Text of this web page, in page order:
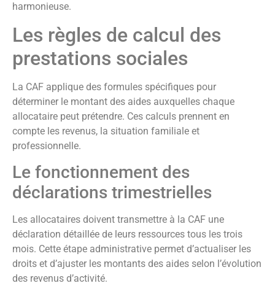
harmonieuse.
Les règles de calcul des
prestations sociales
La CAF applique des formules spécifiques pour
déterminer le montant des aides auxquelles chaque
allocataire peut prétendre. Ces calculs prennent en
compte les revenus, la situation familiale et
professionnelle.
Le fonctionnement des
déclarations trimestrielles
Les allocataires doivent transmettre à la CAF une
déclaration détaillée de leurs ressources tous les trois
mois. Cette étape administrative permet d’actualiser les
droits et d’ajuster les montants des aides selon l’évolution
des revenus d’activité.